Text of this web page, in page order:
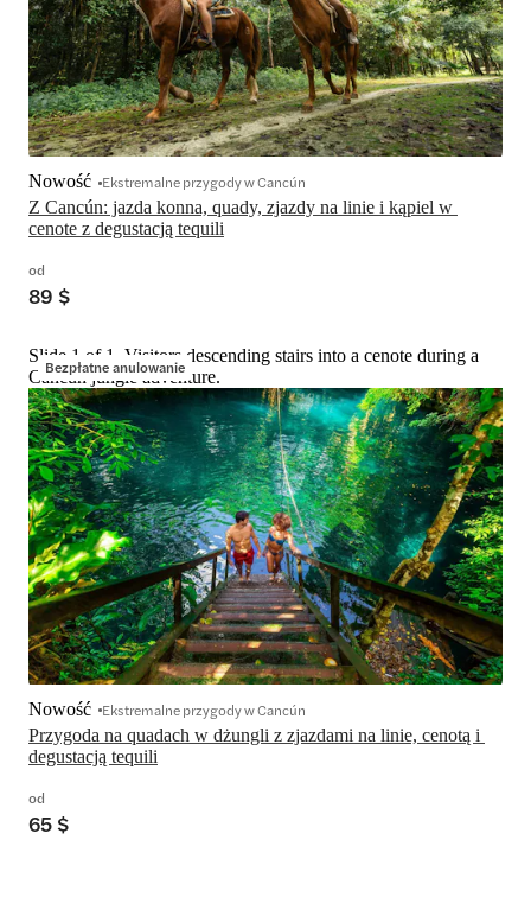
Z Cancún: jazda konna, quady, zjazdy na linie i kąpiel w
cenote z degustacją tequili
Nowość Ekstremalne przygody w Cancún
od
89 $
Bezpłatne anulowanie
Slide 1 of 1, Visitors descending stairs into a cenote during a
Cancun jungle adventure.
Przygoda na quadach w dżungli z zjazdami na linie, cenotą i
degustacją tequili
Nowość Ekstremalne przygody w Cancún
od
65 $